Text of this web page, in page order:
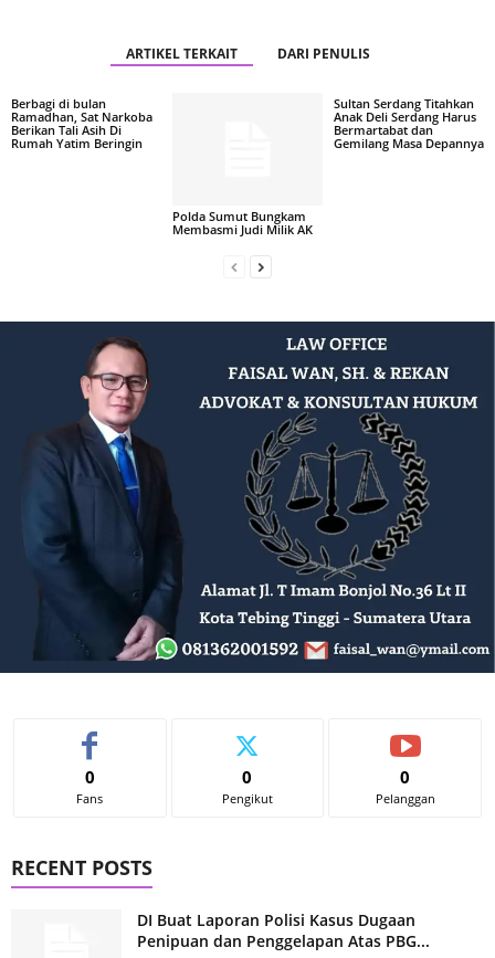
ARTIKEL TERKAIT DARI PENULIS
Berbagi di bulan
Ramadhan, Sat Narkoba
Berikan Tali Asih Di
Rumah Yatim Beringin
Polda Sumut Bungkam
Membasmi Judi Milik AK
Sultan Serdang Titahkan
Anak Deli Serdang Harus
Bermartabat dan
Gemilang Masa Depannya
0
Fans
0
Pengikut
0
Pelanggan
RECENT POSTS
DI Buat Laporan Polisi Kasus Dugaan
Penipuan dan Penggelapan Atas PBG...